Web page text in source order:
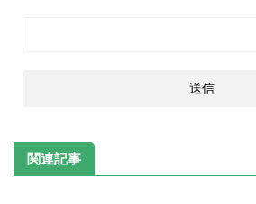
関連記事